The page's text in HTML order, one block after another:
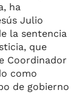
ha
Julio
la sentencia
que
Coordinador
como
de gobierno